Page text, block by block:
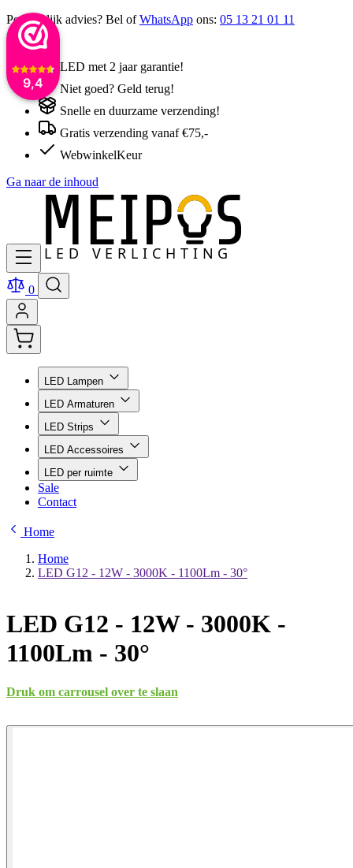
9,4
Persoonlijk advies? Bel ofWhatsApp ons: 05 13 21 01 11
LED met 2 jaar garantie!
Niet goed? Geld terug!
Snelle en duurzame verzending!
Gratis verzending vanaf €75,-
WebwinkelKeur
Ga naar de inhoud
0
LED Lampen
LED Armaturen
LED Strips
LED Accessoires
LED per ruimte
Sale
Contact
Home
Home
LED G12 - 12W - 3000K - 1100Lm - 30°
LED G12 - 12W - 3000K -
1100Lm - 30°
Druk om carrousel over te slaan